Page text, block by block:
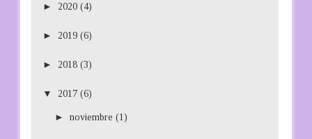
► 2020 (4)
► 2019 (6)
► 2018 (3)
▼ 2017 (6)
► noviembre (1)